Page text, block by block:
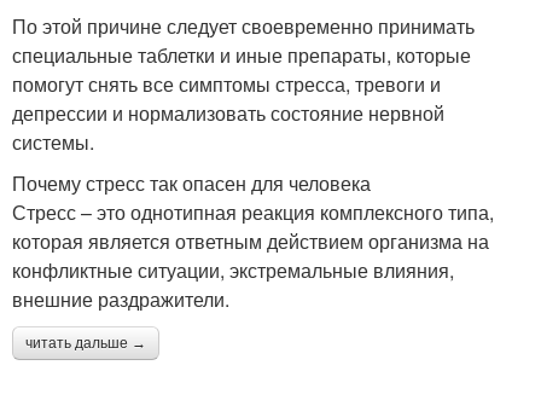
По этой причине следует своевременно принимать
специальные таблетки и иные препараты, которые
помогут снять все симптомы стресса, тревоги и
депрессии и нормализовать состояние нервной
системы.
Почему стресс так опасен для человека
Стресс – это однотипная реакция комплексного типа,
которая является ответным действием организма на
конфликтные ситуации, экстремальные влияния,
внешние раздражители.
читать дальше →